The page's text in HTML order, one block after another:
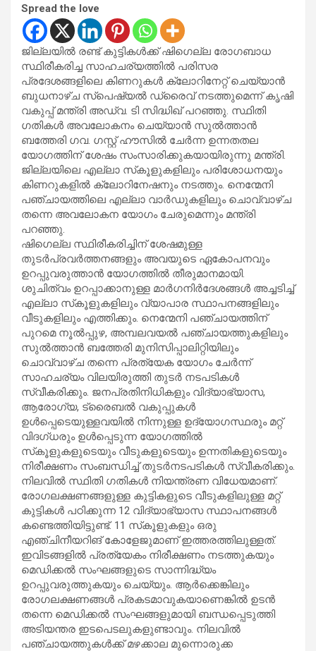
Spread the love
ജില്ലയില്‍ രണ്ട് കുട്ടികള്‍ക്ക് ഷിഗെല്ല രോഗബാധ
സ്ഥിരീകരിച്ച സാഹചര്യത്തില്‍ പരിസര
പ്രദേശങ്ങളിലെ കിണറുകള്‍ ക്ലോറിനേറ്റ് ചെയ്യാന്‍
ബുധനാഴ്ച സ്‌പെഷ്യല്‍ ഡ്രൈവ് നടത്തുമെന്ന് കൃഷി
വകുപ്പ് മന്ത്രി അഡ്വ. ടി സിദ്ധിഖ് പറഞ്ഞു. സ്ഥിതി
ഗതികള്‍ അവലോകനം ചെയ്യാന്‍ സുല്‍ത്താന്‍
ബത്തേരി ഗവ. ഗസ്റ്റ് ഹൗസില്‍ ചേര്‍ന്ന ഉന്നതതല
യോഗത്തിന് ശേഷം സംസാരിക്കുകയായിരുന്നു മന്ത്രി.
ജില്ലയിലെ എല്ലാ സ്‌കൂളുകളിലും പരിശോധനയും
കിണറുകളില്‍ ക്ലോറിനേഷനും നടത്തും. നെന്മേനി
പഞ്ചായത്തിലെ എല്ലാ വാര്‍ഡുകളിലും ചൊവ്വാഴ്ച
തന്നെ അവലോകന യോഗം ചേരുമെന്നും മന്ത്രി
പറഞ്ഞു.
ഷിഗെല്ല സ്ഥിരീകരിച്ചിന് ശേഷമുള്ള
തുടര്‍പ്രവര്‍ത്തനങ്ങളും അവയുടെ ഏകോപനവും
ഉറപ്പുവരുത്താന്‍ യോഗത്തില്‍ തീരുമാനമായി.
ശുചിത്വം ഉറപ്പാക്കാനുള്ള മാര്‍ഗനിര്‍ദേശങ്ങള്‍ അച്ചടിച്ച്
എല്ലാ സ്‌കൂളുകളിലും വ്യാപാര സ്ഥാപനങ്ങളിലും
വീടുകളിലും എത്തിക്കും. നെന്മേനി പഞ്ചായത്തിന്
പുറമെ നൂല്‍പ്പുഴ, അമ്പലവയല്‍ പഞ്ചായത്തുകളിലും
സുല്‍ത്താന്‍ ബത്തേരി മുനിസിപ്പാലിറ്റിയിലും
ചൊവ്വാഴ്ച തന്നെ പ്രത്യേക യോഗം ചേര്‍ന്ന്
സാഹചര്യം വിലയിരുത്തി തുടര്‍ നടപടികള്‍
സ്വീകരിക്കും. ജനപ്രതിനിധികളും വിദ്യാഭ്യാസ,
ആരോഗ്യ, ട്രൈബല്‍ വകുപ്പുകള്‍
ഉള്‍പ്പെടെയുള്ളവയില്‍ നിന്നുള്ള ഉദ്യോഗസ്ഥരും മറ്റ്
വിദഗ്ധരും ഉള്‍പ്പെടുന്ന യോഗത്തില്‍
സ്‌കൂളുകളുടെയും വീടുകളുടെയും ഉന്നതികളുടെയും
നിരീക്ഷണം സംബന്ധിച്ച് തുടര്‍നടപടികള്‍ സ്വീകരിക്കും.
നിലവില്‍ സ്ഥിതി ഗതികള്‍ നിയന്ത്രണ വിധേയമാണ്.
രോഗലക്ഷണങ്ങളുള്ള കുട്ടികളുടെ വീടുകളിലുള്ള മറ്റ്
കുട്ടികള്‍ പഠിക്കുന്ന 12 വിദ്യാഭ്യാസ സ്ഥാപനങ്ങള്‍
കണ്ടെത്തിയിട്ടുണ്ട്. 11 സ്‌കൂളുകളും ഒരു
എഞ്ചിനീയറിങ് കോളേജുമാണ് ഇത്തരത്തിലുള്ളത്.
ഇവിടങ്ങളില്‍ പ്രത്യേകം നിരീക്ഷണം നടത്തുകയും
മെഡിക്കല്‍ സംഘങ്ങളുടെ സാന്നിദ്ധ്യം
ഉറപ്പുവരുത്തുകയും ചെയ്യും. ആര്‍ക്കെങ്കിലും
രോഗലക്ഷണങ്ങള്‍ പ്രകടമാവുകയാണെങ്കില്‍ ഉടന്‍
തന്നെ മെഡിക്കല്‍ സംഘങ്ങളുമായി ബന്ധപ്പെടുത്തി
അടിയന്തര ഇടപെടലുകളുണ്ടാവും. നിലവില്‍
പഞ്ചായത്തുകള്‍ക്ക് മഴക്കാല മുന്നൊരുക്ക